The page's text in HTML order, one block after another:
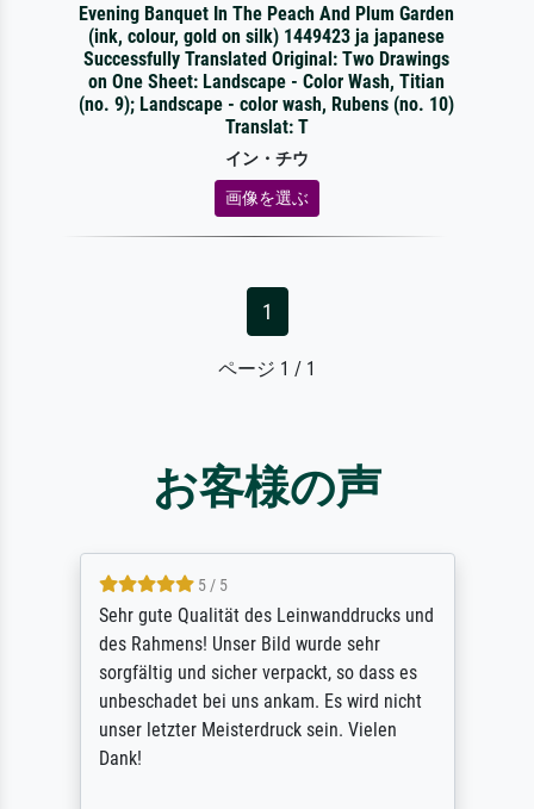
Evening Banquet In The Peach And Plum Garden
(ink, colour, gold on silk) 1449423 ja japanese
Successfully Translated Original: Two Drawings
on One Sheet: Landscape - Color Wash, Titian
(no. 9); Landscape - color wash, Rubens (no. 10)
Translat: T
イン・チウ
画像を選ぶ
1
ページ 1 / 1
お客様の声
5 / 5
Sehr gute Qualität des Leinwanddrucks und
des Rahmens! Unser Bild wurde sehr
sorgfältig und sicher verpackt, so dass es
unbeschadet bei uns ankam. Es wird nicht
unser letzter Meisterdruck sein. Vielen
Dank!